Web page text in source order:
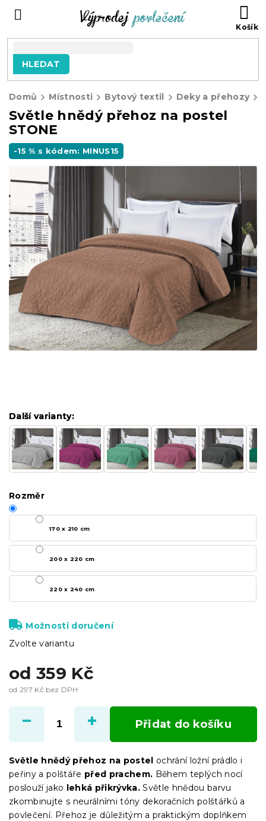
HLEDAT
Domů Místnosti Bytový textil Deky a přehozy
Světle hnědý přehoz na postel
STONE
-15 % s kódem: MINUS15
od 359 Kč
od 297 Kč bez DPH
cena:
Zvolte variantu
Další varianty:
Další varianty:
Rozměr
170 x 210 cm
200 x 220 cm
220 x 240 cm
Možnosti doručení
Přidat do košíku
Světle hnědý přehoz na postel ochrání ložní prádlo i
peřiny a polštáře před prachem. Během teplých nocí
poslouží jako lehká přikrývka. Světle hnědou barvu
zkombinujte s neurálními tóny dekoračních polštářků a
povlečení. Přehoz je důležitým a praktickým doplňkem